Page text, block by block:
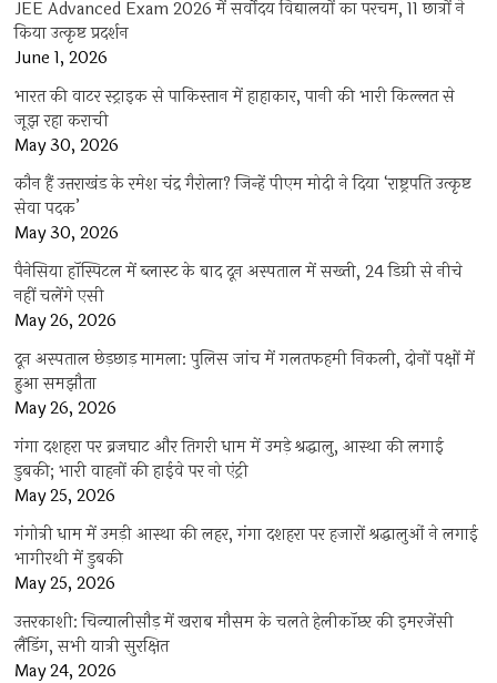
JEE Advanced Exam 2026 में सर्वोदय विद्यालयों का परचम, 11 छात्रों ने
किया उत्कृष्ट प्रदर्शन
June 1, 2026
भारत की वाटर स्ट्राइक से पाकिस्तान में हाहाकार, पानी की भारी किल्लत से
जूझ रहा कराची
May 30, 2026
कौन हैं उत्तराखंड के रमेश चंद्र गैरोला? जिन्हें पीएम मोदी ने दिया ‘राष्ट्रपति उत्कृष्ट
सेवा पदक’
May 30, 2026
पैनेसिया हॉस्पिटल में ब्लास्ट के बाद दून अस्पताल में सख्ती, 24 डिग्री से नीचे
नहीं चलेंगे एसी
May 26, 2026
दून अस्पताल छेड़छाड़ मामला: पुलिस जांच में गलतफहमी निकली, दोनों पक्षों में
हुआ समझौता
May 26, 2026
गंगा दशहरा पर ब्रजघाट और तिगरी धाम में उमड़े श्रद्धालु, आस्था की लगाई
डुबकी; भारी वाहनों की हाईवे पर नो एंट्री
May 25, 2026
गंगोत्री धाम में उमड़ी आस्था की लहर, गंगा दशहरा पर हजारों श्रद्धालुओं ने लगाई
भागीरथी में डुबकी
May 25, 2026
उत्तरकाशी: चिन्यालीसौड़ में खराब मौसम के चलते हेलीकॉप्टर की इमरजेंसी
लैंडिंग, सभी यात्री सुरक्षित
May 24, 2026